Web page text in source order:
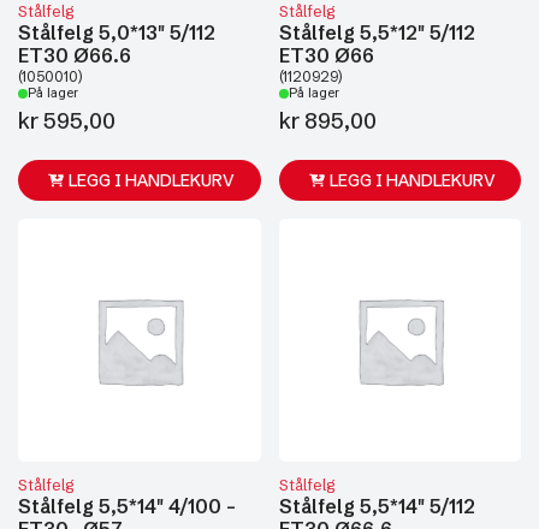
Stålfelg
Stålfelg 5,0*13" 5/112
ET30 Ø66.6
(1050010)
På lager
kr595,00
LEGG I HANDLEKURV
Stålfelg
Stålfelg 5,5*12" 5/112
ET30 Ø66
(1120929)
På lager
kr895,00
LEGG I HANDLEKURV
Stålfelg
Stålfelg 5,5*14" 4/100 -
Stålfelg
Stålfelg 5,5*14" 5/112